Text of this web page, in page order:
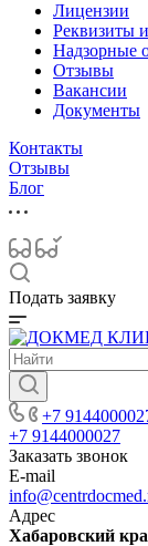
Лицензии
Реквизиты
Надзорные
Отзывы
Вакансии
Документы
Контакты
Отзывы
Блог
Подать заявку
+7
+7 9144000027
Заказать звонок
E-mail
Адрес
Хабаровский